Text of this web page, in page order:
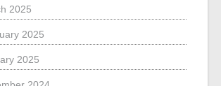
2025
2025
2025